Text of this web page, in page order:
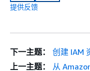
提供反馈
下一主题：
创建 IAM
上一主题：
从